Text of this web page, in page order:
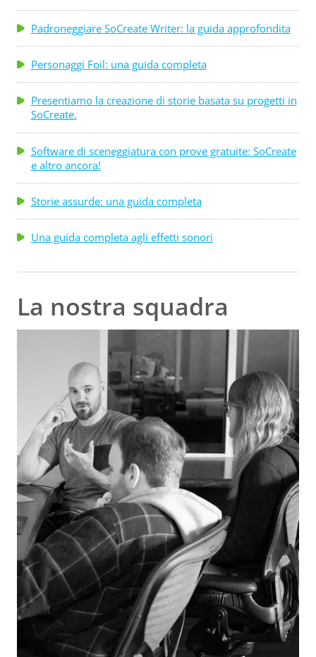
Padroneggiare SoCreate Writer: la guida approfondita
Personaggi Foil: una guida completa
Presentiamo la creazione di storie basata su progetti in
SoCreate.
Software di sceneggiatura con prove gratuite: SoCreate
e altro ancora!
Storie assurde: una guida completa
Una guida completa agli effetti sonori
La nostra squadra